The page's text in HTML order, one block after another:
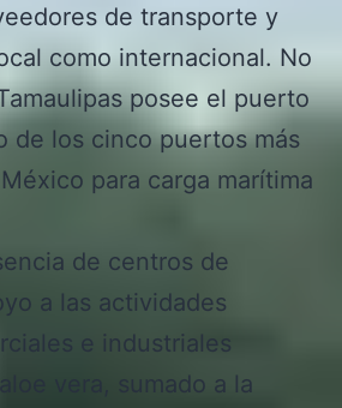
de transporte y
como internacional. No
posee el puerto
de los cinco puertos más
para carga marítima
de centros de
a las actividades
e industriales
vera, sumado a la